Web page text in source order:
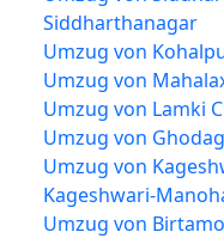
Siddharthanagar
Umzug von
Umzug von
Umzug von Lamki
Umzug von
Umzug von
Kageshwari-
Umzug von